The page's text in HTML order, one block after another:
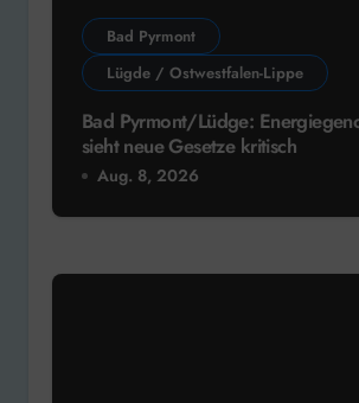
Bad Pyrmont
Lügde / Ostwestfalen-Lippe
Bad Pyrmont/Lüdge:
sieht neue Gesetze kritisch
Aug. 8, 2026